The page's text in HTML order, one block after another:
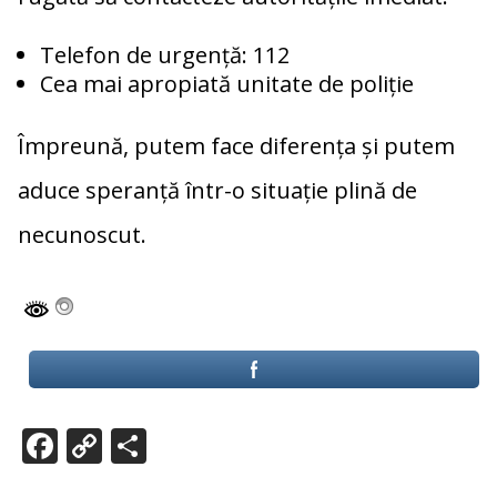
Telefon de urgență: 112
Cea mai apropiată unitate de poliție
Împreună, putem face diferența și putem
aduce speranță într-o situație plină de
necunoscut.
F C P